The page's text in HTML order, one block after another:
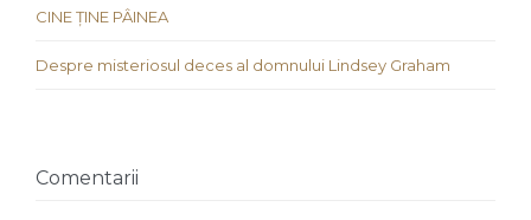
CINE ȚINE PÂINEA
Despre misteriosul deces al domnului Lindsey Graham
Comentarii